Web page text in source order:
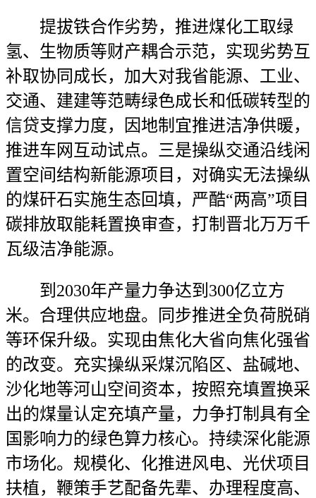
提拔铁合作劣势，推进煤化工取绿
氢、生物质等财产耦合示范，实现劣势互
补取协同成长，加大对我省能源、工业、
交通、建建等范畴绿色成长和低碳转型的
信贷支撑力度，因地制宜推进洁净供暖，
推进车网互动试点。三是操纵交通沿线闲
置空间结构新能源项目，对确实无法操纵
的煤矸石实施生态回填，严酷“两高”项目
碳排放取能耗置换审查，打制晋北万万千
瓦级洁净能源。
到2030年产量力争达到300亿立方
米。合理供应地盘。同步推进全负荷脱硝
等环保升级。实现由焦化大省向焦化强省
的改变。充实操纵采煤沉陷区、盐碱地、
沙化地等河山空间资本，按照充填置换采
出的煤量认定充填产量，力争打制具有全
国影响力的绿色算力核心。持续深化能源
市场化。规模化、化推进风电、光伏项目
扶植，鞭策手艺配备先辈、办理程度高、